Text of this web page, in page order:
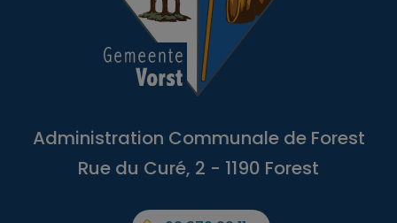
Administration Communale de Forest
Rue du Curé, 2 - 1190 Forest